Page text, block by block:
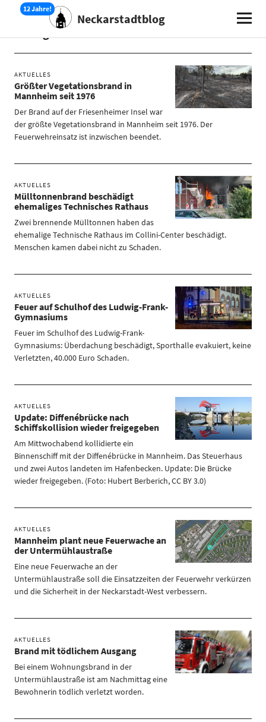
Neckarstadtblog
Schlagwort:
AKTUELLES
Größter Vegetationsbrand in
Mannheim seit 1976
Der Brand auf der Friesenheimer Insel war
der größte Vegetationsbrand in Mannheim seit 1976. Der
Feuerwehreinsatz ist inzwischen beendet.
AKTUELLES
Mülltonnenbrand beschädigt
ehemaliges Technisches Rathaus
Zwei brennende Mülltonnen haben das
ehemalige Technische Rathaus im Collini-Center beschädigt.
Menschen kamen dabei nicht zu Schaden.
AKTUELLES
Feuer auf Schulhof des Ludwig-Frank-
Gymnasiums
Feuer im Schulhof des Ludwig-Frank-
Gymnasiums: Überdachung beschädigt, Sporthalle evakuiert, keine
Verletzten, 40.000 Euro Schaden.
AKTUELLES
Update: Diffenébrücke nach
Schiffskollision wieder freigegeben
Am Mittwochabend kollidierte ein
Binnenschiff mit der Diffenébrücke in Mannheim. Das Steuerhaus
und zwei Autos landeten im Hafenbecken. Update: Die Brücke
wieder freigegeben. (Foto: Hubert Berberich, CC BY 3.0)
AKTUELLES
Mannheim plant neue Feuerwache an
der Untermühlaustraße
Eine neue Feuerwache an der
Untermühlaustraße soll die Einsatzzeiten der Feuerwehr verkürzen
und die Sicherheit in der Neckarstadt-West verbessern.
AKTUELLES
Brand mit tödlichem Ausgang
Bei einem Wohnungsbrand in der
Untermühlaustraße ist am Nachmittag eine
Bewohnerin tödlich verletzt worden.